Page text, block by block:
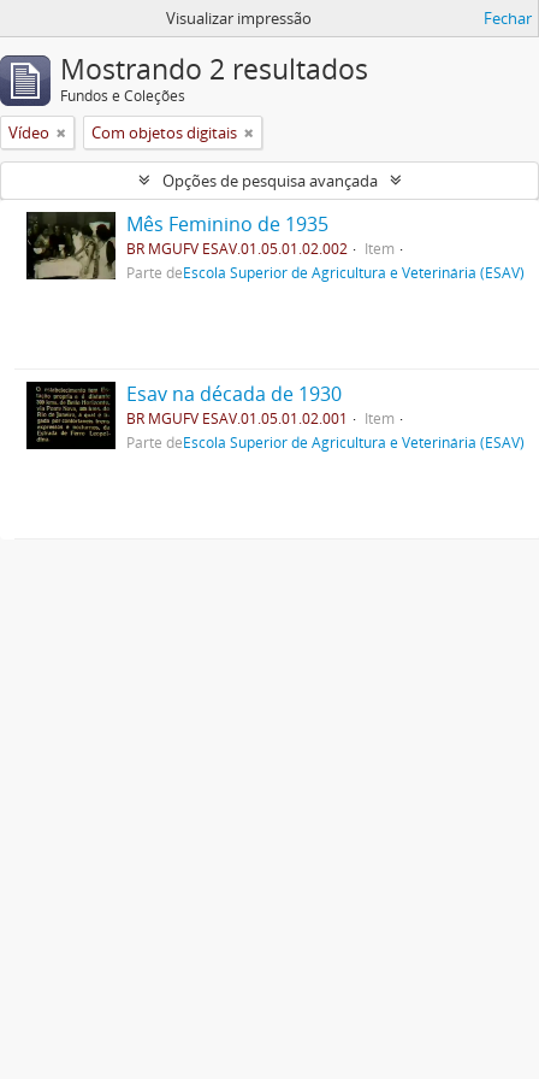
Visualizar impressão Fechar
Mostrando 2 resultados
Fundos e Coleções
Vídeo Com objetos digitais
Opções de pesquisa avançada
Mês Feminino de 1935
BR MGUFV ESAV.01.05.01.02.002
Item
Parte deEscola Superior de Agricultura e Veterinária (ESAV)
Esav na década de 1930
BR MGUFV ESAV.01.05.01.02.001
Item
Parte deEscola Superior de Agricultura e Veterinária (ESAV)